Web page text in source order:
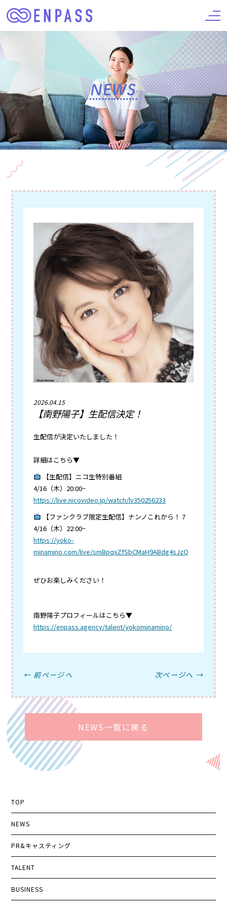
2026.04.15
【南野陽子】生配信決定！
生配信が決定いたしました！
詳細はこちら▼
【生配信】ニコ生特別番組
4/16（木）20:00~
https://live.nicovideo.jp/watch/lv350256233
【ファンクラブ限定生配信】ナンノこれから！ 7
4/16（木）22:00~
https://yoko-
minamino.com/live/smBpqxZfSbCMaH9ABdg4sJzQ
ぜひお楽しみください！
南野陽子プロフィールはこちら▼
https://enpass.agency/talent/yokominamino/
← 前ページへ 次ページへ →
NEWS一覧に戻る
TOP
NEWS
PR&キャスティング
TALENT
BUSINESS